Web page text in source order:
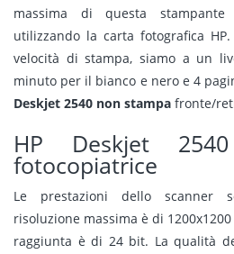
massima di questa
utilizzando la carta fotografica
velocità di stampa, siamo a un
minuto per il bianco e nero e 4
Deskjet 2540 non stampa fronte/
HP Deskjet
fotocopiatrice
Le prestazioni dello scanner
risoluzione massima è di
raggiunta è di 24 bit. La qualità